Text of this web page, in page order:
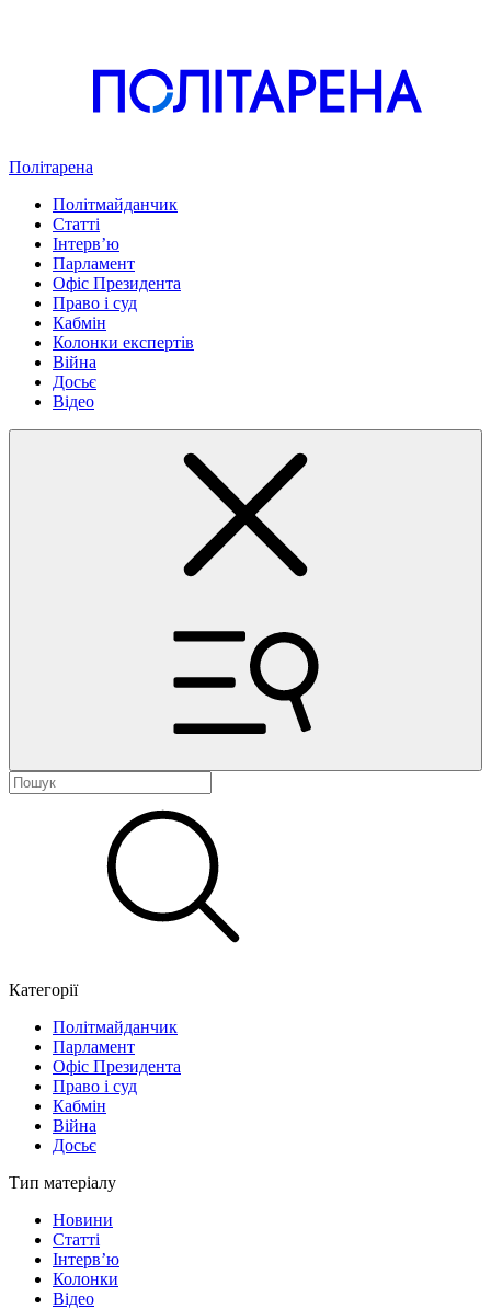
Політарена
Політмайданчик
Статті
Інтервʼю
Парламент
Офіс Президента
Право і суд
Кабмін
Колонки експертів
Війна
Досьє
Відео
Категорії
Політмайданчик
Парламент
Офіс Президента
Право і суд
Кабмін
Війна
Досьє
Тип матеріалу
Новини
Статті
Інтерв’ю
Колонки
Відео